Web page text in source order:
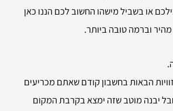
או בשביל מישהו החשוב לכם הננו כאן
וברמה טובה ביותר.
הבאות בחשבון קודם שאתם מכריעים
יבנה מוטב שזה ימצא בקרבת המקום